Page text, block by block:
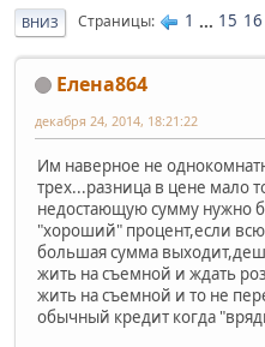
ВНИЗ Страницы 1 ... 15 16
Елена864
декабря 24, 2014, 18:21:22
Им наверное не
трех...разница в цене мало
недостающую сумму нужно
"хороший" процент,если
большая сумма
жить на съемной и ждать
жить на съемной и то не
обычный кредит когда